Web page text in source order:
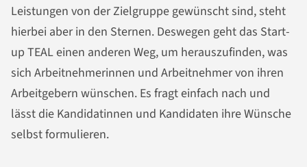
Leistungen von der Zielgruppe gewünscht sind, steht
hierbei aber in den Sternen. Deswegen geht das Start-
up TEAL einen anderen Weg, um herauszufinden, was
sich Arbeitnehmerinnen und Arbeitnehmer von ihren
Arbeitgebern wünschen. Es fragt einfach nach und
lässt die Kandidatinnen und Kandidaten ihre Wünsche
selbst formulieren.